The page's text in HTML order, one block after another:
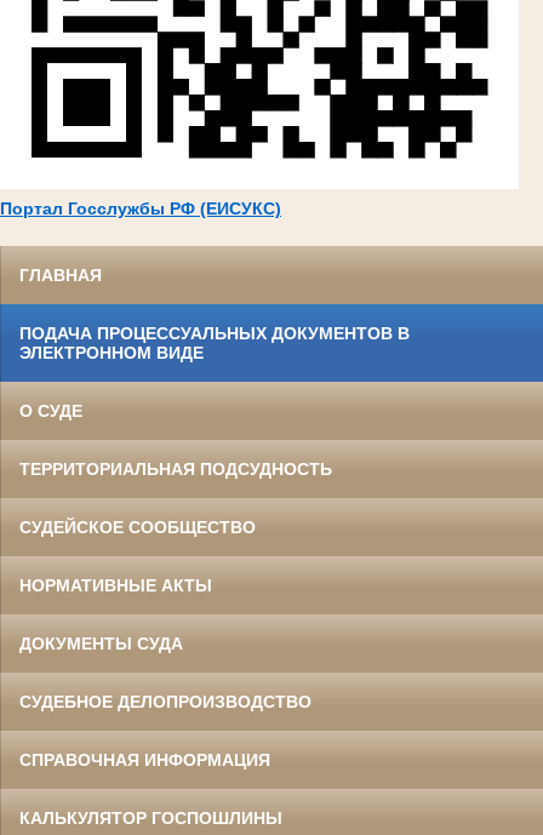
Портал Госслужбы РФ (ЕИСУКС)
ГЛАВНАЯ
ПОДАЧА ПРОЦЕССУАЛЬНЫХ ДОКУМЕНТОВ В
ЭЛЕКТРОННОМ ВИДЕ
О СУДЕ
ТЕРРИТОРИАЛЬНАЯ ПОДСУДНОСТЬ
СУДЕЙСКОЕ СООБЩЕСТВО
НОРМАТИВНЫЕ АКТЫ
ДОКУМЕНТЫ СУДА
СУДЕБНОЕ ДЕЛОПРОИЗВОДСТВО
СПРАВОЧНАЯ ИНФОРМАЦИЯ
КАЛЬКУЛЯТОР ГОСПОШЛИНЫ